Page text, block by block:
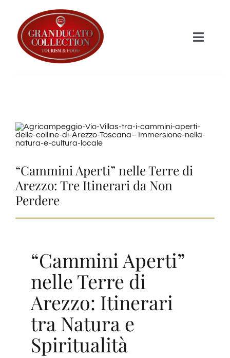
contenuto
Toggle
I Prodotti
“Cammini Aperti” nelle Terre di
Arezzo: Tre Itinerari da Non
Perdere
“Cammini Aperti”
nelle Terre di
Arezzo: Itinerari
tra Natura e
Spiritualità